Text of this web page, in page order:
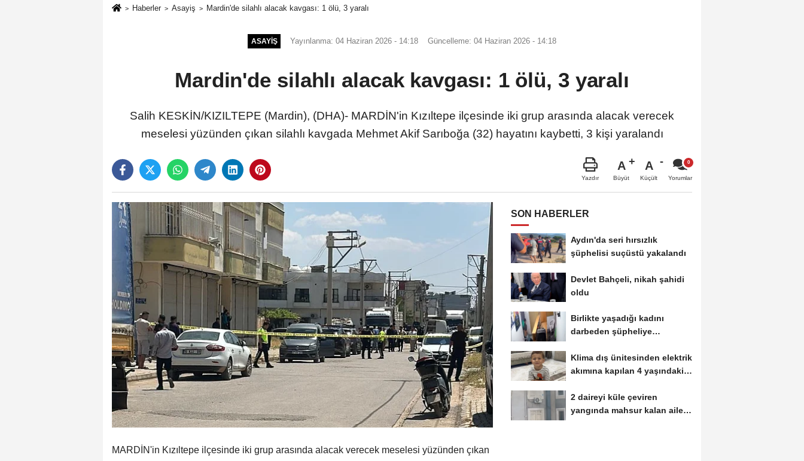
Haberler Asayiş Mardin'de silahlı alacak kavgası: 1 ölü, 3 yaralı
ASAYIŞ Yayınlanma: 04 Haziran 2026 - 14:18 Güncelleme: 04 Haziran 2026 - 14:18
Mardin'de silahlı alacak kavgası: 1 ölü, 3 yaralı
Salih KESKİN/KIZILTEPE (Mardin), (DHA)- MARDİN'in Kızıltepe ilçesinde iki grup arasında alacak verecek
meselesi yüzünden çıkan silahlı kavgada Mehmet Akif Sarıboğa (32) hayatını kaybetti, 3 kişi yaralandı
Yazdır
A
Büyüt
A
Küçült Yorumlar
MARDİN'in Kızıltepe ilçesinde iki grup arasında alacak verecek meselesi yüzünden çıkan
SON HABERLER
Aydın'da seri hırsızlık
şüphelisi suçüstü yakalandı
Devlet Bahçeli, nikah şahidi
oldu
Birlikte yaşadığı kadını
darbeden şüpheliye
Klima dış ünitesinden elektrik
akımına kapılan 4 yaşındaki
2 daireyi küle çeviren
yangında mahsur kalan aile